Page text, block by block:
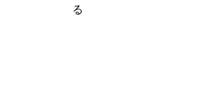
る